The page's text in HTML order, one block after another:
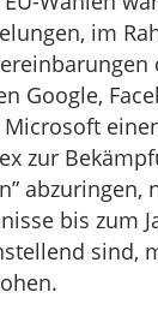
im
Google,
Microsoft
zur
abzuringen,
bis zum
sind,